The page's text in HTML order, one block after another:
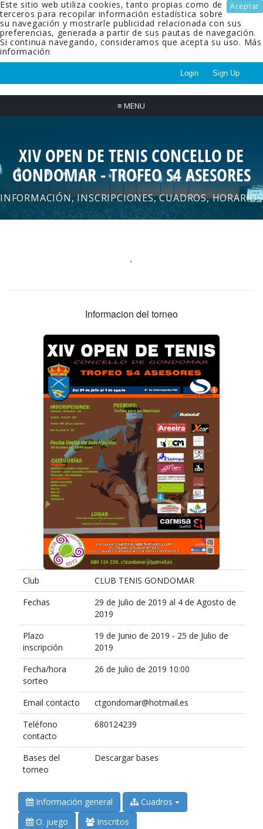
Aceptar
Este sitio web utiliza cookies, tanto propias como de
terceros para recopilar información estadística sobre
su navegación y mostrarle publicidad relacionada con sus
preferencias, generada a partir de sus pautas de navegación.
Si continua navegando, consideramos que acepta su uso. Más
información
Login Sign Up
≡ MENU
XIV OPEN DE TENIS CONCELLO DE
GONDOMAR - TROFEO S4 ASESORES
INFORMACIÓN, INSCRIPCIONES, CUADROS, HORARIOS
.
Informacion del torneo
Club
CLUB TENIS GONDOMAR
Fechas
29 de Julio de 2019 al 4 de Agosto de
2019
Plazo
inscripción
19 de Junio de 2019 - 25 de Julio de
2019
Fecha/hora
sorteo
26 de Julio de 2019 10:00
Email contacto
ctgondomar@hotmail.es
Teléfono
contacto
680124239
Bases del
torneo
Descargar bases
Información general
Cuadros
O. juego
Inscritos